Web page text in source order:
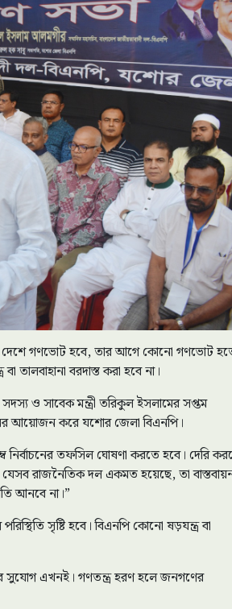
দেশে গণভোট হবে, তার আগে কোনো গণভোট
তালবাহানা বরদাস্ত করা হবে না।
ও সাবেক মন্ত্রী তরিকুল ইসলামের সপ্তম
আয়োজন করে যশোর জেলা বিএনপি।
নির্বাচনের তফসিল ঘোষণা করতে হবে। দেরি
যেসব রাজনৈতিক দল একমত হয়েছে, তা
আনবে না।”
সৃষ্টি হবে। বিএনপি কোনো ষড়যন্ত্র বা
সুযোগ এখনই। গণতন্ত্র হরণ হলে জনগণের